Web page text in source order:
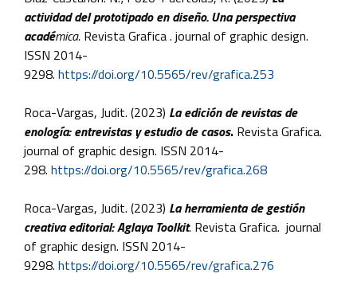
actividad del prototipado en diseño. Una perspectiva
académica. Revista Grafica . journal of graphic design.
ISSN 2014-
9298. https://doi.org/10.5565/rev/grafica.253
Roca-Vargas, Judit. (2023) La edición de revistas de
enología: entrevistas y estudio de casos. Revista Grafica.
journal of graphic design. ISSN 2014-
298. https://doi.org/10.5565/rev/grafica.268
Roca-Vargas, Judit. (2023) La herramienta de gestión
creativa editorial: Aglaya Toolkit. Revista Grafica. journal
of graphic design. ISSN 2014-
9298. https://doi.org/10.5565/rev/grafica.276